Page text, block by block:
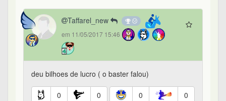
Taffarel_new
em 11/05/2017 15:46
deu bilhoes de lucro ( o baster falou)
0 0 0 0